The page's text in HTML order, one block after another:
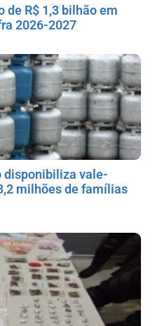
de R$ 1,3 bilhão em
2026-2027
disponibiliza vale-
milhões de famílias